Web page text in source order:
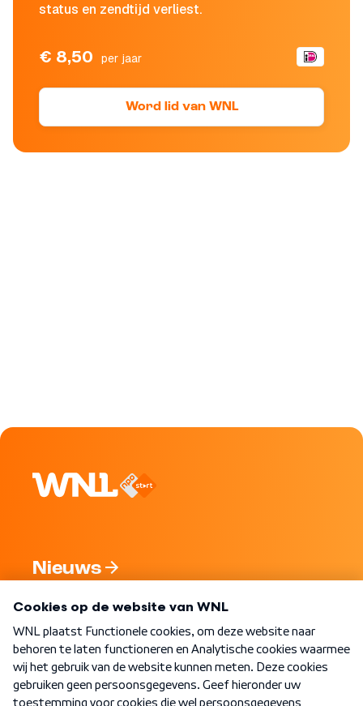
status en zendtijd verliest.
€ 8,50 per jaar
Word lid van WNL
Nieuws
Nieuwsbrief
Word Lid